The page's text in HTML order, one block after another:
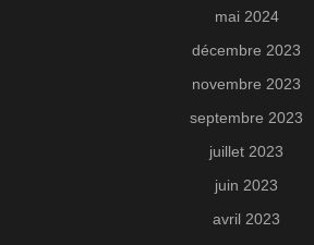
mai 2024
décembre 2023
novembre 2023
septembre 2023
juillet 2023
juin 2023
avril 2023